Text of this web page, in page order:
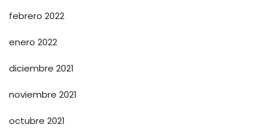
febrero 2022
enero 2022
diciembre 2021
noviembre 2021
octubre 2021